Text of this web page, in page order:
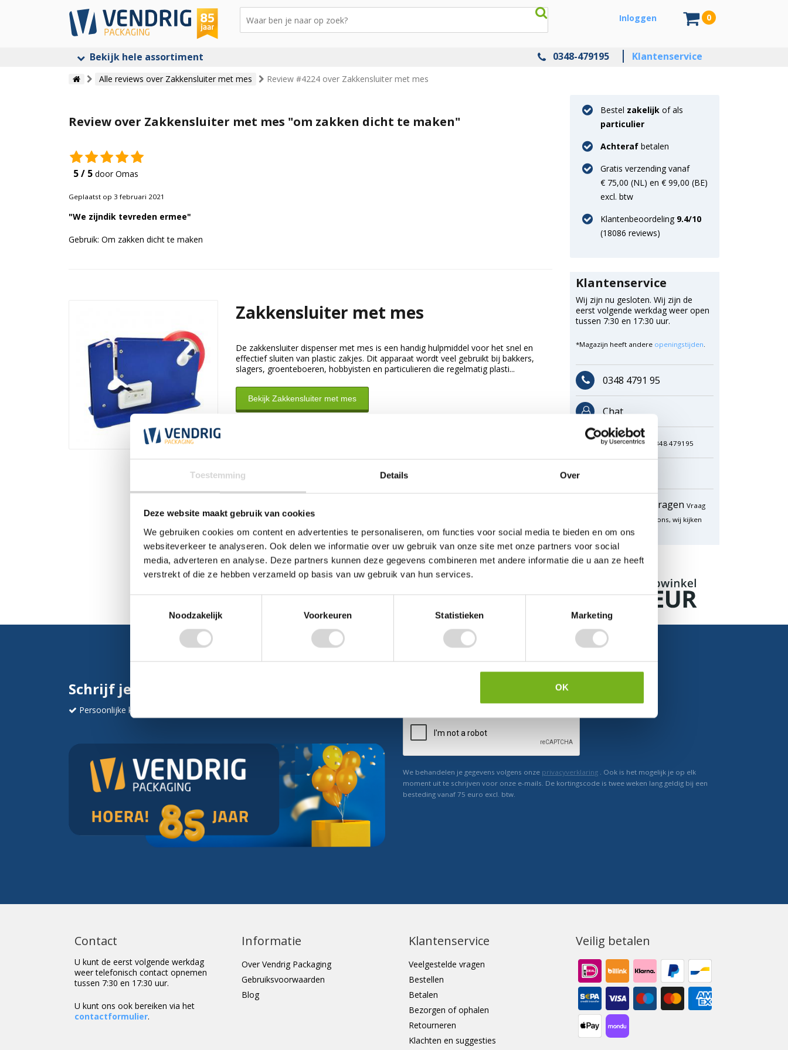
Toestemming Details Over
Deze website maakt gebruik van cookies
We gebruiken cookies om content en advertenties te personaliseren, om functies voor social media te bieden en om ons
websiteverkeer te analyseren. Ook delen we informatie over uw gebruik van onze site met onze partners voor social
media, adverteren en analyse. Deze partners kunnen deze gegevens combineren met andere informatie die u aan ze heeft
verstrekt of die ze hebben verzameld op basis van uw gebruik van hun services.
Noodzakelijk
Voorkeuren Statistieken Marketing
OK
Inloggen 0
Bekijk hele assortiment 0348-479195 Klantenservice
Alle reviews over Zakkensluiter met mes Review #4224 over Zakkensluiter met mes
Review over Zakkensluiter met mes "om zakken dicht te maken"
5 / 5 door Omas
Geplaatst op 3 februari 2021
"We zijndik tevreden ermee"
Gebruik: Om zakken dicht te maken
Zakkensluiter met mes
De zakkensluiter dispenser met mes is een handig hulpmiddel voor het snel en
effectief sluiten van plastic zakjes. Dit apparaat wordt veel gebruikt bij bakkers,
slagers, groenteboeren, hobbyisten en particulieren die regelmatig plasti...
Bekijk Zakkensluiter met mes
Bestel zakelijk of als
particulier
Achteraf betalen
Gratis verzending vanaf
€ 75,00 (NL) en € 99,00 (BE)
excl. btw
Klantenbeoordeling 9.4/10
(18086 reviews)
Klantenservice
Wij zijn nu gesloten. Wij zijn de
eerst volgende werkdag weer open
tussen 7:30 en 17:30 uur.
*Magazijn heeft andere openingstijden.
0348 4791 95
Chat
WhatsApp 0348 479195
Offerte aanvragen Vraag
een speciale prijs op bij ons, wij kijken
naar de mogelijkheden.
Schrijf je in en ontvang direct 5% korting
Persoonlijke korting
Ontvang direct korting
We behandelen je gegevens volgens onze privacyverklaring . Ook is het mogelijk je op elk
moment uit te schrijven voor onze e-mails. De kortingscode is twee weken lang geldig bij een
besteding vanaf 75 euro excl. btw.
Contact
U kunt de eerst volgende werkdag
weer telefonisch contact opnemen
tussen 7:30 en 17:30 uur.
U kunt ons ook bereiken via het
contactformulier.
Informatie
Over Vendrig Packaging
Gebruiksvoorwaarden
Blog
Klantenservice
Veelgestelde vragen
Bestellen
Betalen
Bezorgen of ophalen
Retourneren
Klachten en suggesties
Veilig betalen